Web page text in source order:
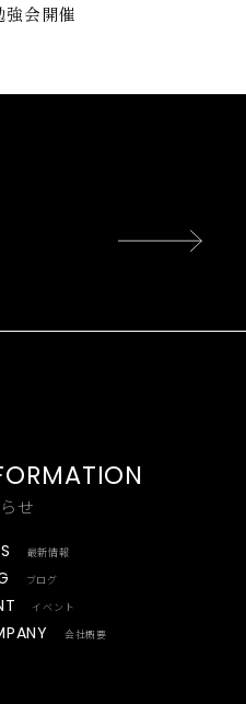
強会開催
せ
最新情報
ブログ
イベント
会社概要